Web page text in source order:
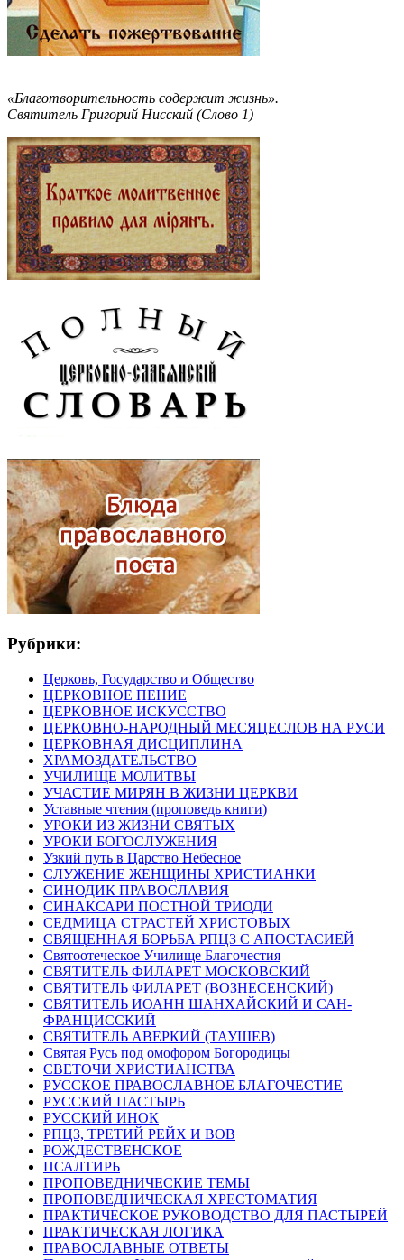
«Благотворительность содержит жизнь».
Святитель Григорий Нисский (Слово 1)
Рубрики:
Церковь, Государство и Общество
ЦЕРКОВНОЕ ПЕНИЕ
ЦЕРКОВНОЕ ИСКУССТВО
ЦЕРКОВНО-НАРОДНЫЙ МЕСЯЦЕСЛОВ НА РУСИ
ЦЕРКОВНАЯ ДИСЦИПЛИНА
ХРАМОЗДАТЕЛЬСТВО
УЧИЛИЩЕ МОЛИТВЫ
УЧАСТИЕ МИРЯН В ЖИЗНИ ЦЕРКВИ
Уставные чтения (проповедь книги)
УРОКИ ИЗ ЖИЗНИ СВЯТЫХ
УРОКИ БОГОСЛУЖЕНИЯ
Узкий путь в Царство Небесное
СЛУЖЕНИЕ ЖЕНЩИНЫ ХРИСТИАНКИ
СИНОДИК ПРАВОСЛАВИЯ
СИНАКСАРИ ПОСТНОЙ ТРИОДИ
СЕДМИЦА СТРАСТЕЙ ХРИСТОВЫХ
СВЯЩЕННАЯ БОРЬБА РПЦЗ С АПОСТАСИЕЙ
Святоотеческое Училище Благочестия
СВЯТИТЕЛЬ ФИЛАРЕТ МОСКОВСКИЙ
СВЯТИТЕЛЬ ФИЛАРЕТ (ВОЗНЕСЕНСКИЙ)
СВЯТИТЕЛЬ ИОАНН ШАНХАЙСКИЙ И САН-
ФРАНЦИССКИЙ
СВЯТИТЕЛЬ АВЕРКИЙ (ТАУШЕВ)
Святая Русь под омофором Богородицы
СВЕТОЧИ ХРИСТИАНСТВА
РУССКОЕ ПРАВОСЛАВНОЕ БЛАГОЧЕСТИЕ
РУССКИЙ ПАСТЫРЬ
РУССКИЙ ИНОК
РПЦЗ, ТРЕТИЙ РЕЙХ И ВОВ
РОЖДЕСТВЕНСКОЕ
ПСАЛТИРЬ
ПРОПОВЕДНИЧЕСКИЕ ТЕМЫ
ПРОПОВЕДНИЧЕСКАЯ ХРЕСТОМАТИЯ
ПРАКТИЧЕСКОЕ РУКОВОДСТВО ДЛЯ ПАСТЫРЕЙ
ПРАКТИЧЕСКАЯ ЛОГИКА
ПРАВОСЛАВНЫЕ ОТВЕТЫ